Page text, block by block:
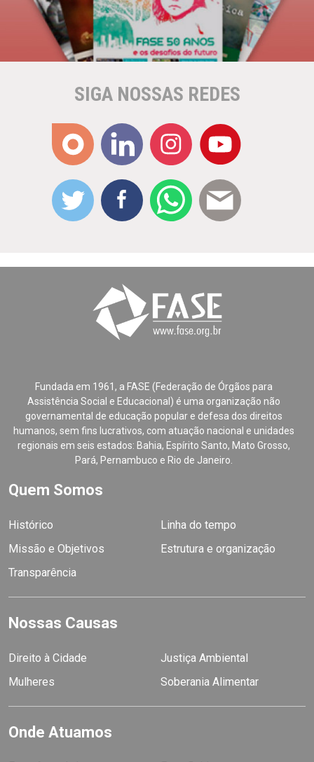
SIGA NOSSAS REDES
Fundada em 1961, a FASE (Federação de Órgãos para
Assistência Social e Educacional) é uma organização não
governamental de educação popular e defesa dos direitos
humanos, sem fins lucrativos, com atuação nacional e unidades
regionais em seis estados: Bahia, Espírito Santo, Mato Grosso,
Pará, Pernambuco e Rio de Janeiro.
Quem Somos
Histórico
Linha do tempo
Missão e Objetivos
Estrutura e organização
Transparência
Nossas Causas
Direito à Cidade
Justiça Ambiental
Mulheres
Soberania Alimentar
Onde Atuamos